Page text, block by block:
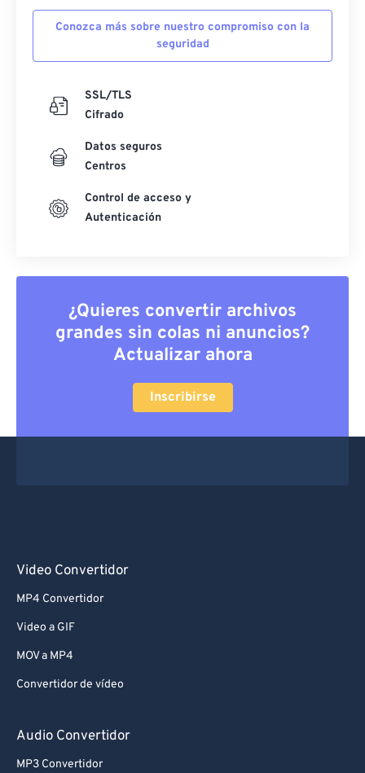
Conozca más sobre nuestro compromiso con la
seguridad
SSL/TLS
Cifrado
Datos seguros
Centros
Control de acceso y
Autenticación
¿Quieres convertir archivos
grandes sin colas ni anuncios?
Actualizar ahora
Inscribirse
Video Convertidor
MP4 Convertidor
Video a GIF
MOV a MP4
Convertidor de vídeo
Audio Convertidor
MP3 Convertidor